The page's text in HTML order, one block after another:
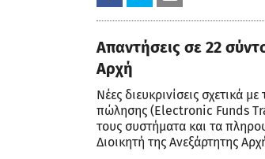
Απαντήσεις σε 22
Αρχή
Νέες διευκρινίσεις σχετικά
πώλησης (Electronic Funds
τους συστήματα και τα
Διοικητή της Ανεξάρτητης